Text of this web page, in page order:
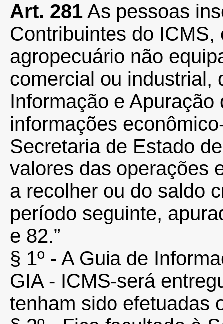
Art. 281 As pessoas
Contribuintes do ICMS,
agropecuário não
comercial ou industrial,
Informação e
informações
Secretaria de Estado
valores das operações
a recolher ou do saldo
período seguinte,
e 82.”
§ 1º - A Guia de
GIA - ICMS-será
tenham sido efetuadas